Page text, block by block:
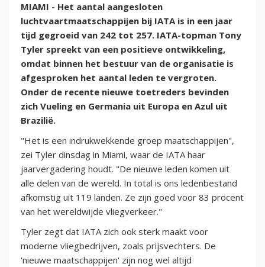
MIAMI - Het aantal aangesloten
luchtvaartmaatschappijen bij IATA is in een jaar
tijd gegroeid van 242 tot 257. IATA-topman Tony
Tyler spreekt van een positieve ontwikkeling,
omdat binnen het bestuur van de organisatie is
afgesproken het aantal leden te vergroten.
Onder de recente nieuwe toetreders bevinden
zich Vueling en Germania uit Europa en Azul uit
Brazilië.
"Het is een indrukwekkende groep maatschappijen",
zei Tyler dinsdag in Miami, waar de IATA haar
jaarvergadering houdt. "De nieuwe leden komen uit
alle delen van de wereld. In total is ons ledenbestand
afkomstig uit 119 landen. Ze zijn goed voor 83 procent
van het wereldwijde vliegverkeer."
Tyler zegt dat IATA zich ook sterk maakt voor
moderne vliegbedrijven, zoals prijsvechters. De
'nieuwe maatschappijen' zijn nog wel altijd